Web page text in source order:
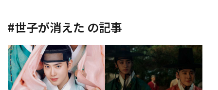
#世子が消えた の記事